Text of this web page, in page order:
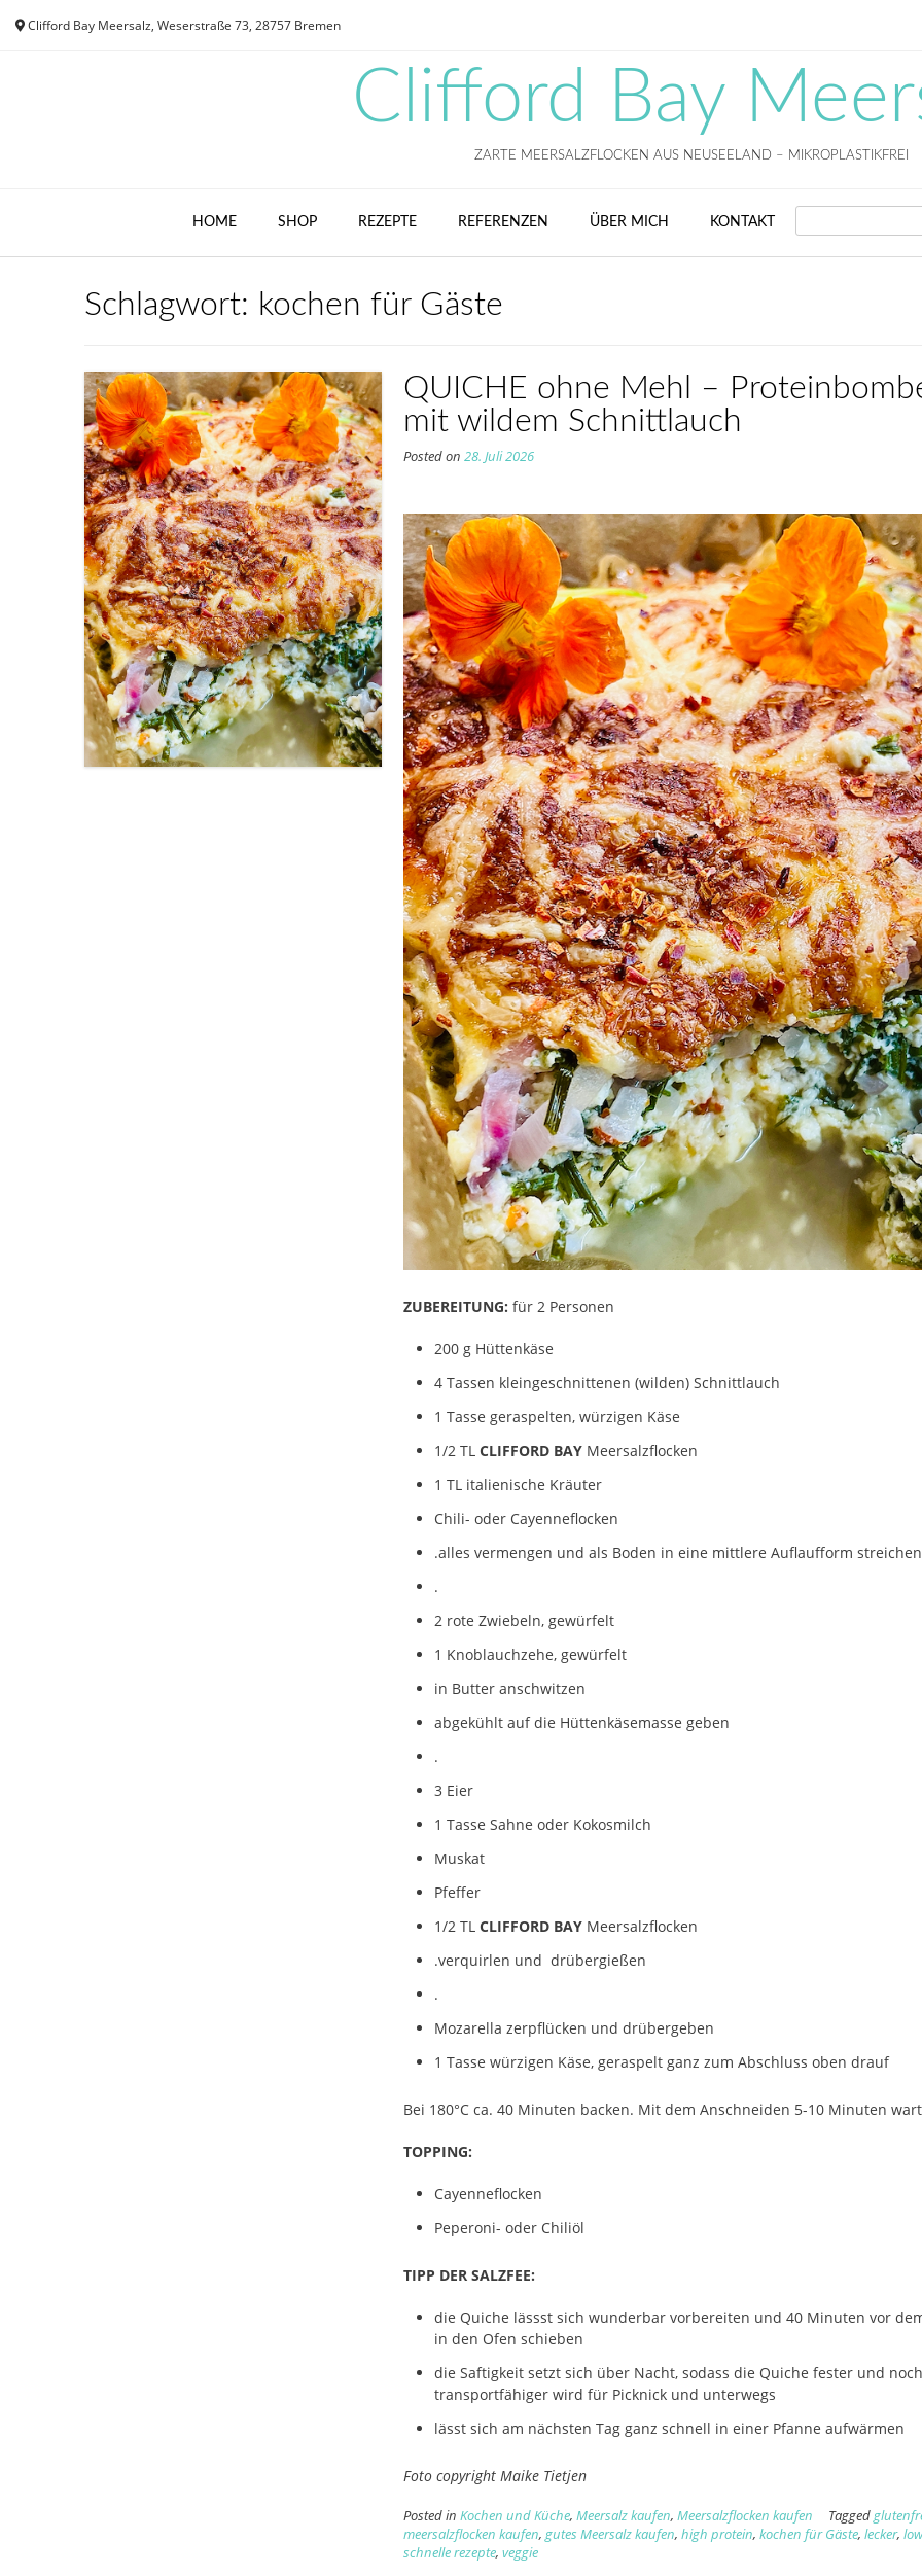
Clifford Bay Meersalz, Weserstraße 73, 28757 Bremen
Clifford Bay
ZARTE MEERSALZFLOCKEN AUS NEUSEELAND – MIKROPLASTIKFREI
HOME SHOP REZEPTE REFERENZEN ÜBER MICH KONTAKT SEARCH
Schlagwort: kochen für Gäste
QUICHE ohne Mehl –
mit wildem Schnittlauch
Posted on28. Juli 2026
ZUBEREITUNG:für 2 Personen
200 g Hüttenkäse
4 Tassen kleingeschnittenen (wilden) Schnittlauch
1 Tasse geraspelten, würzigen Käse
1/2 TLCLIFFORD BAY Meersalzflocken
1 TL italienische Kräuter
Chili- oder Cayenneflocken
.alles vermengen und als Boden in eine mittlere Auflaufform streichen
.
2 rote Zwiebeln, gewürfelt
1 Knoblauchzehe, gewürfelt
in Butter anschwitzen
abgekühlt auf die Hüttenkäsemasse geben
.
3 Eier
1 Tasse Sahne oder Kokosmilch
Muskat
Pfeffer
1/2 TL CLIFFORD BAY Meersalzflocken
.verquirlen und drübergießen
.
Mozarella zerpflücken und drübergeben
1 Tasse würzigen Käse, geraspelt ganz zum Abschluss oben drauf
Bei 180°C ca. 40 Minuten backen. Mit dem Anschneiden 5-10 Minuten
TOPPING:
Cayenneflocken
Peperoni- oder Chiliöl
TIPP DER SALZFEE:
die Quiche lässst sich wunderbar vorbereiten und 40 Minuten vor
in den Ofen schieben
die Saftigkeit setzt sich über Nacht, sodass die Quiche fester und
transportfähiger wird für Picknick und unterwegs
lässt sich am nächsten Tag ganz schnell in einer Pfanne aufwärmen
Foto copyright Maike Tietjen
Posted inKochen und Küche,Meersalz kaufen,Meersalzflocken kaufen Tagged
meersalzflocken kaufen,gutes Meersalz kaufen,high protein,kochen für Gäste,lecker,
schnelle rezepte,veggie